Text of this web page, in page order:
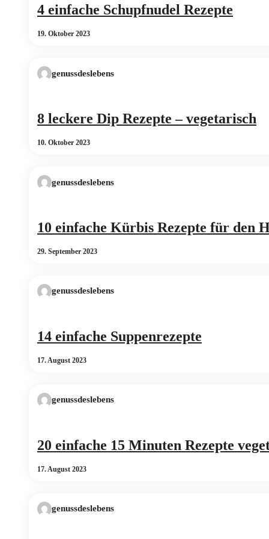
4 einfache Schupfnudel Rezepte
19. Oktober 2023
genussdeslebens
8 leckere Dip Rezepte – vegetarisch
10. Oktober 2023
genussdeslebens
10 einfache Kürbis Rezepte für den
29. September 2023
genussdeslebens
14 einfache Suppenrezepte
17. August 2023
genussdeslebens
20 einfache 15 Minuten Rezepte
17. August 2023
genussdeslebens